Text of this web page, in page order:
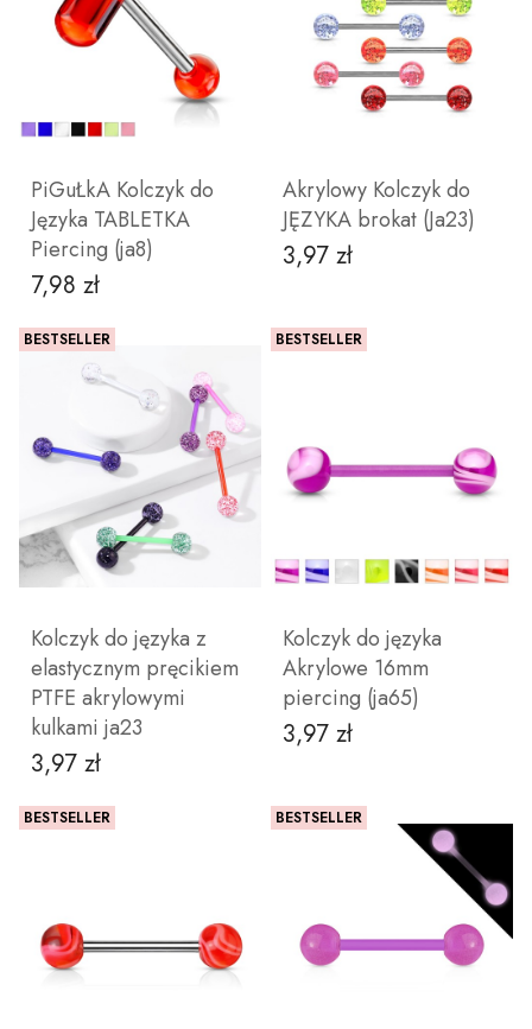
ZOBACZ PRODUKT ZOBACZ PRODUKT
PiGuŁkA Kolczyk do
Języka TABLETKA
Piercing (ja8)
Cena
7,98 zł
ZOBACZ PRODUKT
Akrylowy Kolczyk do
JĘZYKA brokat (Ja23)
Cena
3,97 zł
BESTSELLER
Kolczyk do języka z
elastycznym pręcikiem
PTFE akrylowymi
kulkami ja23
Cena
3,97 zł
BESTSELLER
Kolczyk do języka
Akrylowe 16mm
piercing (ja65)
Cena
3,97 zł
BESTSELLER BESTSELLER